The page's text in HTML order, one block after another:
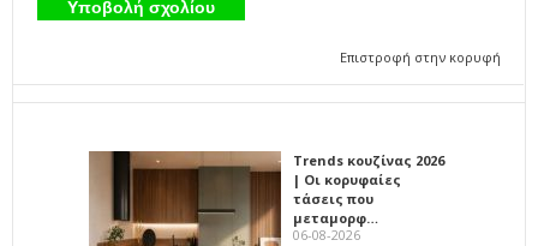
Επιστροφή στην κορυφή
Trends κουζίνας 2026
| Οι κορυφαίες
τάσεις που
μεταμορφ…
06-08-2026